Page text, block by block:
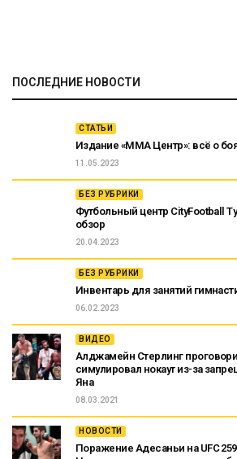
ПОСЛЕДНИЕ НОВОСТИ
СТАТЬИ
Издание «ММА Центр»: всё о
11.05.2023
БЕЗ РУБРИКИ
Футбольный центр CityFootball
обзор
20.04.2023
БЕЗ РУБРИКИ
Инвентарь для занятий
06.02.2023
ВИДЕО
Алджамейн Стерлинг
симулировал нокаут из-за
Яна
08.03.2021
НОВОСТИ
Поражение Адесаньи на UFC